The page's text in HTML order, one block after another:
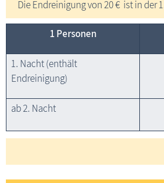
Die Endreinigung von 20 € ist in der
1 Personen
1. Nacht (enthält
Endreinigung)
ab 2. Nacht